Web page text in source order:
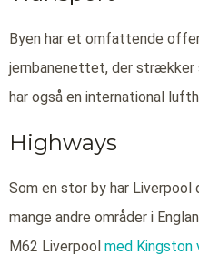
Byen har et omfattende
jernbanenettet, der strækker
har også en international
Highways
Som en stor by har
mange andre områder i
M62 Liverpool med Kingston